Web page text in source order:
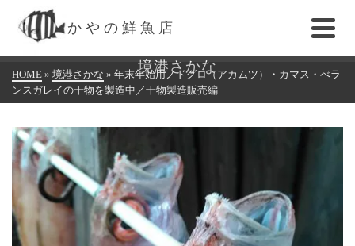
かやの鮮魚店
境港さかな
HOME » 境港さかな » 年末年始用ノドグロ（アカムツ）・カマス・べラ
ンスガレイの干物を製造中／干物製造販売編